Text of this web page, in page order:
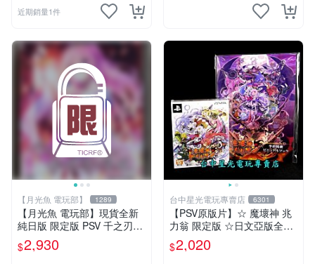
近期銷量1件
【月光魚 電玩部】 1289
【月光魚 電玩部】現貨全新
純日版 限定版 PSV 千之刃
濤、桃花染之皇姬 初回限定
版 純日版
$2,930
台中星光電玩專賣店 6301
【PSV原版片】☆ 魔壞神 兆
力翁 限定版 ☆日文亞版全新
品【含美術集】台中星光電玩
$2,020